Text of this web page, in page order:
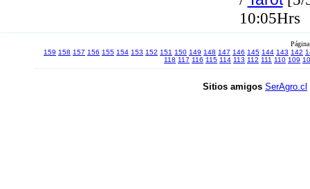
10:05Hrs
159 158 157 156 155 154 153 152 151 150 149 148 147 146 145 144 143 142
118 117 116 115 114 113 112 111 110 109
Sitios amigos SerAgro.cl